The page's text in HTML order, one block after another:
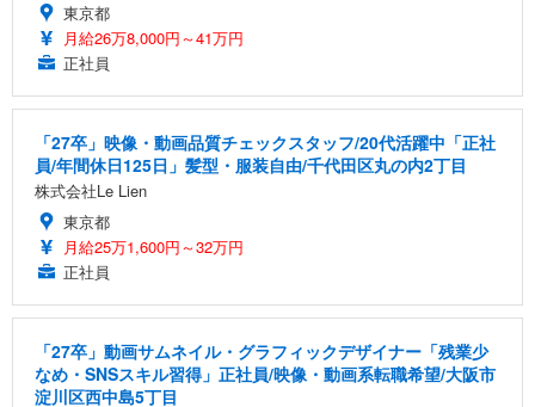
東京都
月給26万8,000円～41万円
正社員
「27卒」映像・動画品質チェックスタッフ/20代活躍中「正社
員/年間休日125日」髪型・服装自由/千代田区丸の内2丁目
株式会社Le Lien
東京都
月給25万1,600円～32万円
正社員
「27卒」動画サムネイル・グラフィックデザイナー「残業少
なめ・SNSスキル習得」正社員/映像・動画系転職希望/大阪市
淀川区西中島5丁目